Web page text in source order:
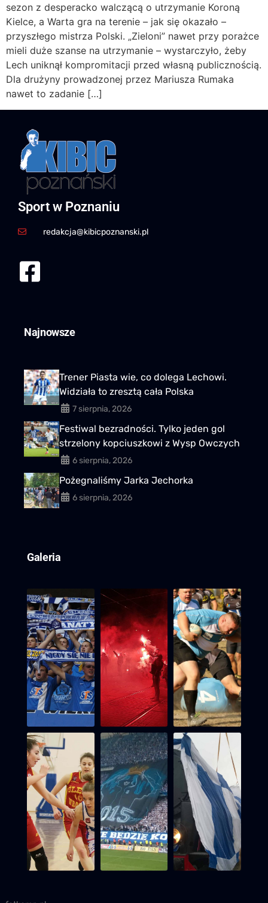
sezon z desperacko walczącą o utrzymanie Koroną
Kielce, a Warta gra na terenie – jak się okazało –
przyszłego mistrza Polski. „Zieloni” nawet przy porażce
mieli duże szanse na utrzymanie – wystarczyło, żeby
Lech uniknął kompromitacji przed własną publicznością.
Dla drużyny prowadzonej przez Mariusza Rumaka
nawet to zadanie […]
Sport w Poznaniu
redakcja@kibicpoznanski.pl
Najnowsze
Trener Piasta wie, co dolega Lechowi.
Widziała to zresztą cała Polska
7 sierpnia, 2026
Festiwal bezradności. Tylko jeden gol
strzelony kopciuszkowi z Wysp Owczych
6 sierpnia, 2026
Pożegnaliśmy Jarka Jechorka
6 sierpnia, 2026
Galeria